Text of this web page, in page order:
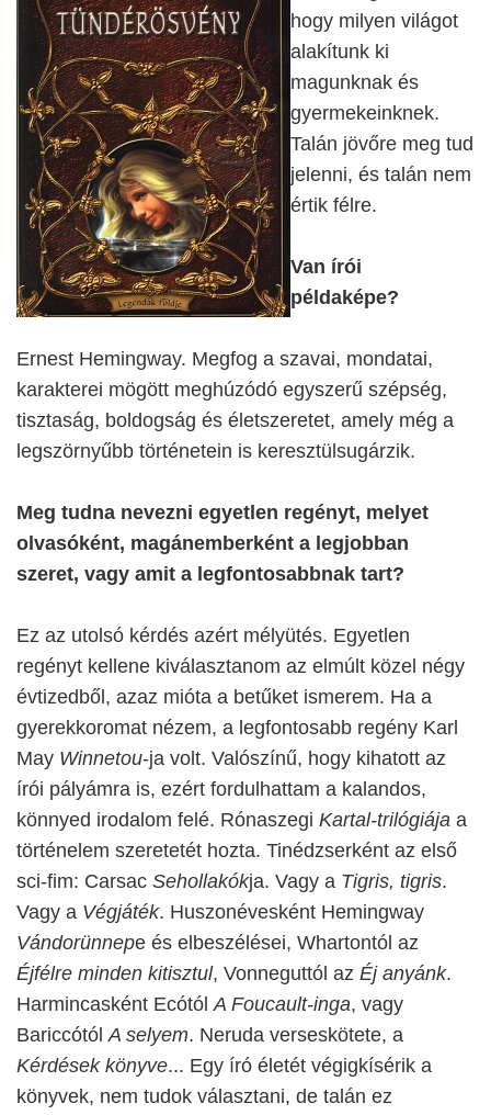
hogy milyen világot
alakítunk ki
magunknak és
gyermekeinknek.
Talán jövőre meg tud
jelenni, és talán nem
értik félre.
Van írói
példaképe?
Ernest Hemingway. Megfog a szavai, mondatai,
karakterei mögött meghúzódó egyszerű szépség,
tisztaság, boldogság és életszeretet, amely még a
legszörnyűbb történetein is keresztülsugárzik.
Meg tudna nevezni egyetlen regényt, melyet
olvasóként, magánemberként a legjobban
szeret, vagy amit a legfontosabbnak tart?
Ez az utolsó kérdés azért mélyütés. Egyetlen
regényt kellene kiválasztanom az elmúlt közel négy
évtizedből, azaz mióta a betűket ismerem. Ha a
gyerekkoromat nézem, a legfontosabb regény Karl
May Winnetou-ja volt. Valószínű, hogy kihatott az
írói pályámra is, ezért fordulhattam a kalandos,
könnyed irodalom felé. Rónaszegi Kartal-trilógiája a
történelem szeretetét hozta. Tinédzserként az első
sci-fim: Carsac Sehollakókja. Vagy a Tigris, tigris.
Vagy a Végjáték. Huszonévesként Hemingway
Vándorünnepe és elbeszélései, Whartontól az
Éjfélre minden kitisztul, Vonneguttól az Éj anyánk.
Harmincasként EcótólA Foucault-inga, vagy
BariccótólA selyem. Neruda verseskötete, a
Kérdések könyve... Egy író életét végigkísérik a
könyvek, nem tudok választani, de talán ez